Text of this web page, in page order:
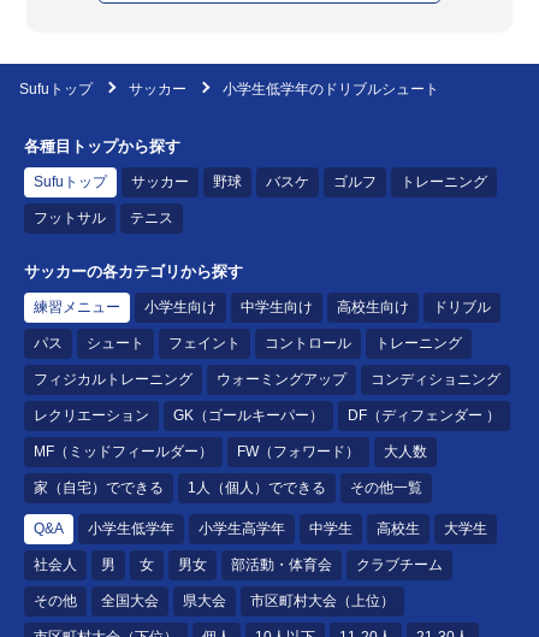
Sufuトップ サッカー 小学生低学年のドリブルシュート
各種目トップから探す
Sufuトップ サッカー 野球 バスケ ゴルフ トレーニング
フットサル テニス
サッカーの各カテゴリから探す
練習メニュー 小学生向け 中学生向け 高校生向け ドリブル
パス シュート フェイント コントロール トレーニング
フィジカルトレーニング ウォーミングアップ コンディショニング
レクリエーション GK（ゴールキーパー） DF（ディフェンダー ）
MF（ミッドフィールダー） FW（フォワード） 大人数
家（自宅）でできる 1人（個人）でできる その他一覧
Q&A 小学生低学年 小学生高学年 中学生 高校生 大学生
社会人 男 女 男女 部活動・体育会 クラブチーム
その他 全国大会 県大会 市区町村大会（上位）